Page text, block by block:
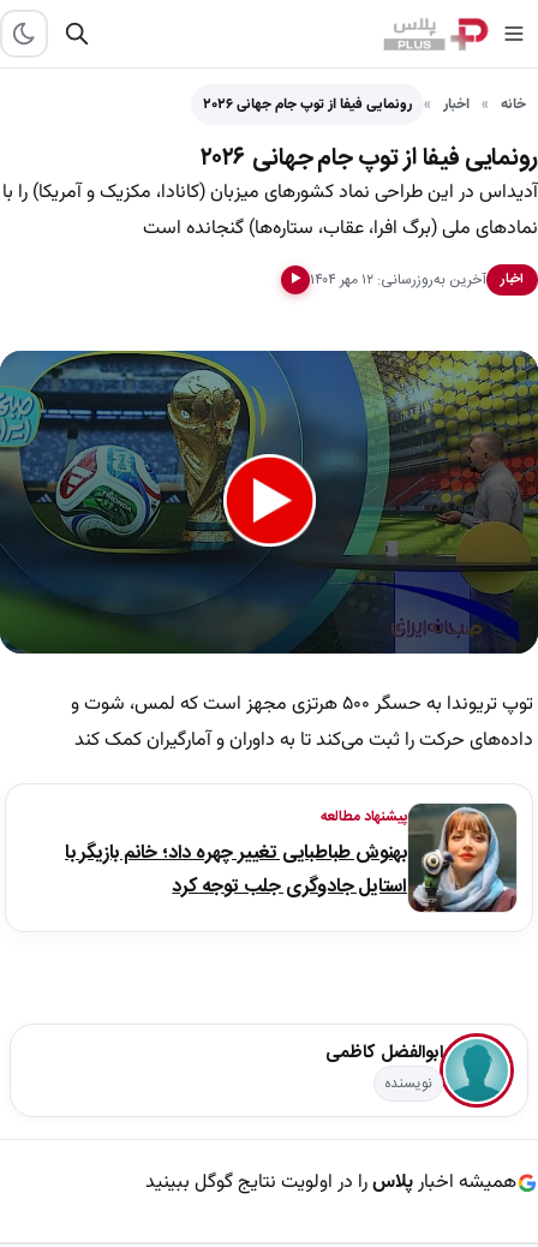
خانه اخبار رونمایی فیفا از توپ جام جهانی ۲۰۲۶
رونمایی فیفا از توپ جام جهانی ۲۰۲۶
آدیداس در این طراحی نماد کشورهای میزبان (کانادا، مکزیک و آمریکا) را با
نمادهای ملی (برگ افرا، عقاب، ستاره‌ها) گنجانده است
اخبار آخرین به‌روزرسانی: ۱۲ مهر ۱۴۰۴ ▶
seconds
توپ تریوندا به حسگر ۵۰۰ هرتزی مجهز است که لمس، شوت و
داده‌های حرکت را ثبت می‌کند تا به داوران و آمارگیران کمک کند
پیشنهاد مطالعه
بهنوش طباطبایی تغییر چهره داد؛ خانم بازیگر با
استایل جادوگری جلب توجه کرد
ابوالفضل کاظمی
نویسنده
همیشه اخبارپلاسرا در اولویت نتایج گوگل ببینید